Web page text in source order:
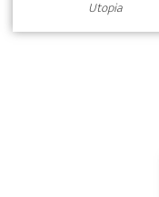
Utopia